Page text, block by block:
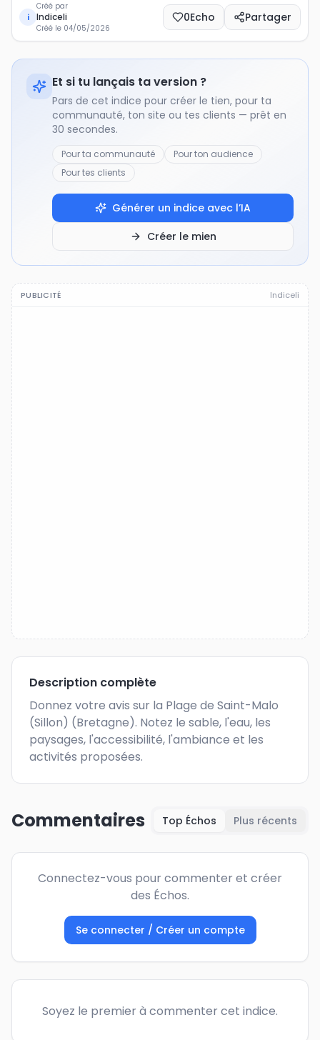
i
Créé par
Indiceli
Créé le 04/05/2026
0Echo Partager
Et si tu lançais ta version ?
Pars de cet indice pour créer le tien, pour ta
communauté, ton site ou tes clients — prêt en
30 secondes.
Pour ta communauté
Pour ton audience
Pour tes clients
Générer un indice avec l’IA
Créer le mien
PUBLICITÉ Indiceli
Description complète
Donnez votre avis sur la Plage de Saint-Malo
(Sillon) (Bretagne). Notez le sable, l'eau, les
paysages, l'accessibilité, l'ambiance et les
activités proposées.
Commentaires Top Échos Plus récents
Connectez-vous pour commenter et créer
des Échos.
Se connecter / Créer un compte
Soyez le premier à commenter cet indice.